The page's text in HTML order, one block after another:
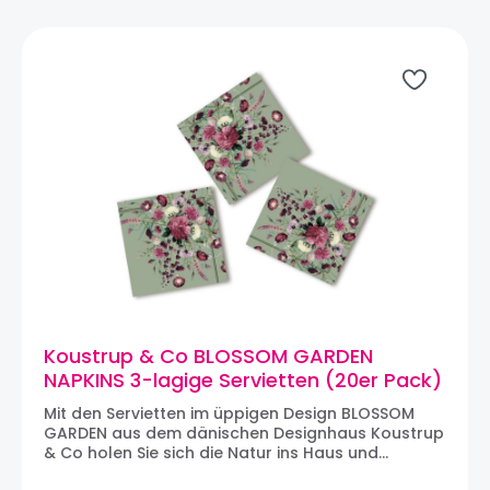
für Natur und Umwelt zu schaffen.
Koustrup & Co BLOSSOM GARDEN
NAPKINS 3-lagige Servietten (20er Pack)
Mit den Servietten im üppigen Design BLOSSOM
GARDEN aus dem dänischen Designhaus Koustrup
& Co holen Sie sich die Natur ins Haus und